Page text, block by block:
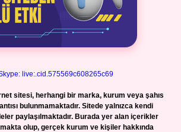
live:.cid.575569c608265c69
sitesi, herhangi bir marka, kurum veya şahıs
bulunmamaktadır. Sitede yalnızca kendi
paylaşılmaktadır. Burada yer alan içerikler
olup, gerçek kurum ve kişiler hakkında